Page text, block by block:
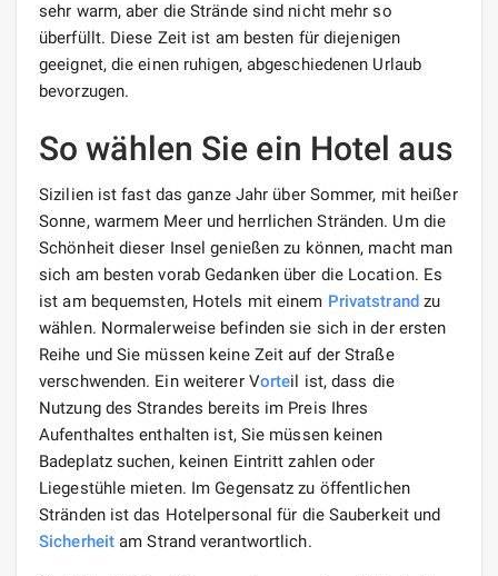
sehr warm, aber die Strände sind nicht mehr so ​​
überfüllt. Diese Zeit ist am besten für diejenigen
geeignet, die einen ruhigen, abgeschiedenen Urlaub
bevorzugen.
So wählen Sie ein Hotel aus
Sizilien ist fast das ganze Jahr über Sommer, mit heißer
Sonne, warmem Meer und herrlichen Stränden. Um die
Schönheit dieser Insel genießen zu können, macht man
sich am besten vorab Gedanken über die Location. Es
ist am bequemsten, Hotels mit einem Privatstrandzu
wählen. Normalerweise befinden sie sich in der ersten
Reihe und Sie müssen keine Zeit auf der Straße
verschwenden. Ein weiterer Vorteil ist, dass die
Nutzung des Strandes bereits im Preis Ihres
Aufenthaltes enthalten ist, Sie müssen keinen
Badeplatz suchen, keinen Eintritt zahlen oder
Liegestühle mieten. Im Gegensatz zu öffentlichen
Stränden ist das Hotelpersonal für die Sauberkeit und
Sicherheit am Strand verantwortlich.